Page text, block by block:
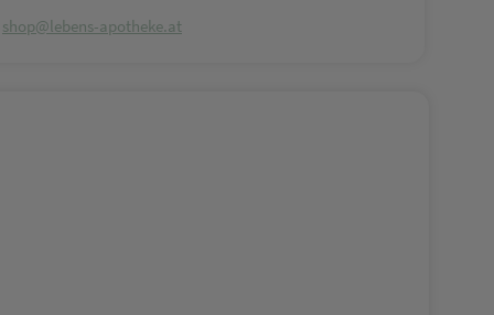
shop@lebens-apotheke.at